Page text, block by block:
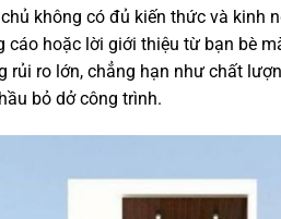
không có đủ kiến thức và kinh
cáo hoặc lời giới thiệu từ bạn bè
rủi ro lớn, chẳng hạn như chất
bỏ dở công trình.